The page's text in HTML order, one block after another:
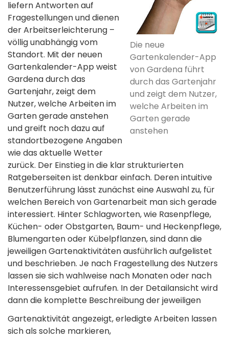
Die neue
Gartenkalender-App
von Gardena führt
durch das Gartenjahr
und zeigt dem Nutzer,
welche Arbeiten im
Garten gerade
anstehen
liefern Antworten auf
Fragestellungen und dienen
der Arbeitserleichterung –
völlig unabhängig vom
Standort. Mit der neuen
Gartenkalender-App weist
Gardena durch das
Gartenjahr, zeigt dem
Nutzer, welche Arbeiten im
Garten gerade anstehen
und greift noch dazu auf
standortbezogene Angaben
wie das aktuelle Wetter
zurück. Der Einstieg in die klar strukturierten
Ratgeberseiten ist denkbar einfach. Deren intuitive
Benutzerführung lässt zunächst eine Auswahl zu, für
welchen Bereich von Gartenarbeit man sich gerade
interessiert. Hinter Schlagworten, wie Rasenpflege,
Küchen- oder Obstgarten, Baum- und Heckenpflege,
Blumengarten oder Kübelpflanzen, sind dann die
jeweiligen Gartenaktivitäten ausführlich aufgelistet
und beschrieben. Je nach Fragestellung des Nutzers
lassen sie sich wahlweise nach Monaten oder nach
Interessensgebiet aufrufen. In der Detailansicht wird
dann die komplette Beschreibung der jeweiligen
Gartenaktivität angezeigt, erledigte Arbeiten lassen
sich als solche markieren,